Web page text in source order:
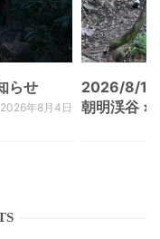
らせ
2026年8月4日
2026/8/
朝明渓谷 ×